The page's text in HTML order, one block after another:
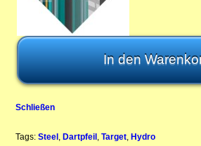
Schließen
Tags: Steel ,Dartpfeil ,Target ,Hydro